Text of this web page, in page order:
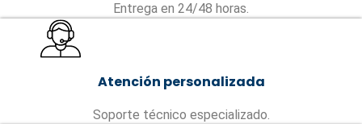
Entrega en 24/48 horas.
Atención personalizada
Soporte técnico especializado.